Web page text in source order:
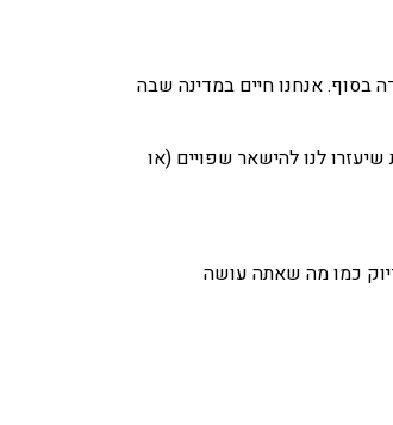
בסוף. אנחנו חיים במדינה שבה
לנו להישאר שפויים (או
כמו מה שאתה עושה